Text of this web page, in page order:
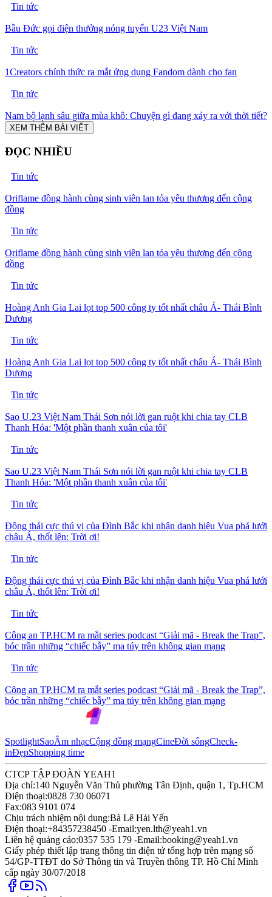
Tin tức
Bầu Đức gọi điện thưởng nóng tuyển U23 Việt Nam
Tin tức
1Creators chính thức ra mắt ứng dụng Fandom dành cho fan
Tin tức
Nam bộ lạnh sâu giữa mùa khô: Chuyện gì đang xảy ra với thời tiết?
XEM THÊM BÀI VIẾT
ĐỌC NHIỀU
Tin tức
Oriflame đồng hành cùng sinh viên lan tỏa yêu thương đến cộng
đồng
Tin tức
Oriflame đồng hành cùng sinh viên lan tỏa yêu thương đến cộng
đồng
Tin tức
Hoàng Anh Gia Lai lọt top 500 công ty tốt nhất châu Á- Thái Bình
Dương
Tin tức
Hoàng Anh Gia Lai lọt top 500 công ty tốt nhất châu Á- Thái Bình
Dương
Tin tức
Sao U.23 Việt Nam Thái Sơn nói lời gan ruột khi chia tay CLB
Thanh Hóa: 'Một phần thanh xuân của tôi'
Tin tức
Sao U.23 Việt Nam Thái Sơn nói lời gan ruột khi chia tay CLB
Thanh Hóa: 'Một phần thanh xuân của tôi'
Tin tức
Động thái cực thú vị của Đình Bắc khi nhận danh hiệu Vua phá lưới
châu Á, thốt lên: Trời ơi!
Tin tức
Động thái cực thú vị của Đình Bắc khi nhận danh hiệu Vua phá lưới
châu Á, thốt lên: Trời ơi!
Tin tức
Công an TP.HCM ra mắt series podcast “Giải mã - Break the Trap”,
bóc trần những “chiếc bẫy” ma túy trên không gian mạng
Tin tức
Công an TP.HCM ra mắt series podcast “Giải mã - Break the Trap”,
bóc trần những “chiếc bẫy” ma túy trên không gian mạng
SpotlightSaoÂm nhạcCộng đồng mạngCineĐời sốngCheck-
inĐẹpShopping time
CTCP TẬP ĐOÀN YEAH1
Địa chỉ:140 Nguyễn Văn Thủ phường Tân Định, quận 1, Tp.HCM
Điện thoại:0828 730 06071
Fax:083 9101 074
Chịu trách nhiệm nội dung:Bà Lê Hải Yến
Điện thoại:+84357238450 -Email:yen.lth@yeah1.vn
Liên hệ quảng cáo:0357 535 179 -Email:booking@yeah1.vn
Giấy phép thiết lập trang thông tin điện tử tổng hợp trên mạng số
54/GP-TTĐT do Sở Thông tin và Truyền thông TP. Hồ Chí Minh
cấp ngày 30/07/2018